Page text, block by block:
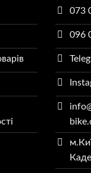
073
096